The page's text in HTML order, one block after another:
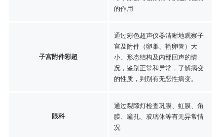
的作用
子宫附件彩超
通过彩色超声仪器清晰地观察子
宫及附件（卵巢、输卵管）大
小、形态结构及内部回声的情
况，鉴别正常和异常，了解病变
的性质，判别有无恶性病变。
眼科
通过裂隙灯检查巩膜、虹膜、角
膜、瞳孔、玻璃体等有无异常情
况